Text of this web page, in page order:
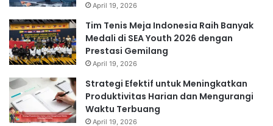
April 19, 2026
Tim Tenis Meja Indonesia Raih Banyak
Medali di SEA Youth 2026 dengan
Prestasi Gemilang
April 19, 2026
Strategi Efektif untuk Meningkatkan
Produktivitas Harian dan Mengurangi
Waktu Terbuang
April 19, 2026